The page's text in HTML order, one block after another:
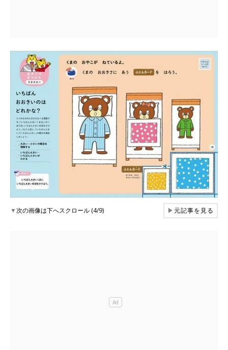
▼次の画像は下へスクロール (4/9) ▶元記事を見る